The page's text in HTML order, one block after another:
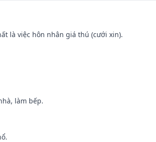
là việc hôn nhân giá thú (cưới xin).
làm bếp.